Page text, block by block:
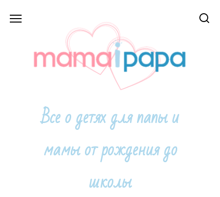
Все о детях для папы и
мамы от рождения до
школы